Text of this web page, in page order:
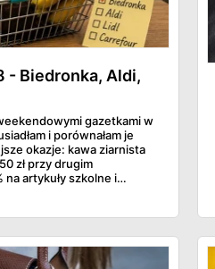
- Biedronka, Aldi,
gazetkami w
i porównałam je
okazje: kawa ziarnista
zł przy drugim
artykuły szkolne i
Werdykt w skrócie:
po świeże warzywa jedź